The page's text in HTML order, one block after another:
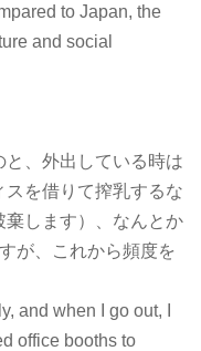
to Japan, the
and social
、外出している時は
スを借りて搾乳するな
棄します）、なんとか
が、これから頻度を
and when I go out, I
office booths to